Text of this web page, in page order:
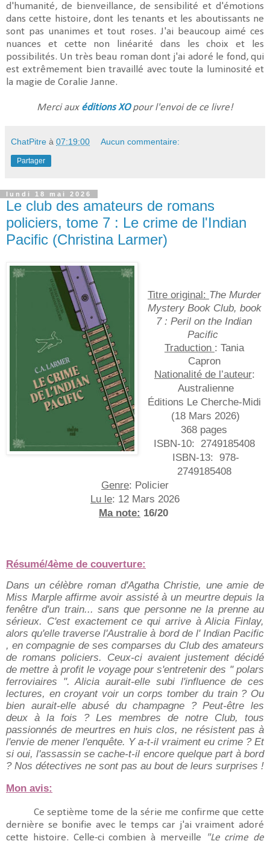
d'humanité, de bienveillance, de sensibilité et d'émotions
dans cette histoire, dont les tenants et les aboutissants ne
sont pas unanimes et tout roses. J'ai beaucoup aimé ces
nuances et cette non linéarité dans les choix et les
possibilités. Un très beau roman dont j'ai adoré le fond, qui
est extrêmement bien travaillé avec toute la luminosité et
la magie de Coralie Janne.
Merci aux éditions XOpour l'envoi de ce livre!
ChatPitre à 07:19:00 Aucun commentaire:
Partager
lundi 18 mai 2026
Le club des amateurs de romans
policiers, tome 7 : Le crime de l'Indian
Pacific (Christina Larmer)
Titre original: The Murder
Mystery Book Club, book
7 : Peril on the Indian
Pacific
Traduction : Tania
Capron
Nationalité de l’auteur:
Australienne
Éditions Le Cherche-Midi
(18 Mars 2026)
368 pages
ISBN-10: 2749185408
ISBN-13: 978-
2749185408
Genre: Policier
Lu le: 12 Mars 2026
Ma note: 16/20
Résumé/4ème de couverture:
Dans un célèbre roman d'Agatha Christie, une amie de
Miss Marple affirme avoir assisté à un meurtre depuis la
fenêtre d'un train... sans que personne ne la prenne au
sérieux. C'est exactement ce qui arrive à Alicia Finlay,
alors qu'elle traverse l'Australie à bord de l' Indian Pacific
, en compagnie de ses comparses du Club des amateurs
de romans policiers. Ceux-ci avaient justement décidé
de mettre à profit le voyage pour s'entretenir des " polars
ferroviaires ". Alicia aurait-elle subi l'influence de ces
lectures, en croyant voir un corps tomber du train ? Ou
bien aurait-elle abusé du champagne ? Peut-être les
deux à la fois ? Les membres de notre Club, tous
passionnés de meurtres en huis clos, ne résistent pas à
l'envie de mener l'enquête. Y a-t-il vraiment eu crime ? Et
si oui, l'assassin se cache-t-il encore quelque part à bord
? Nos détectives ne sont pas au bout de leurs surprises !
Mon avis:
Ce septième tome de la série me confirme que cette
dernière se bonifie avec le temps car j'ai vraiment adoré
cette histoire. Celle-ci combien à merveille
"Le crime de